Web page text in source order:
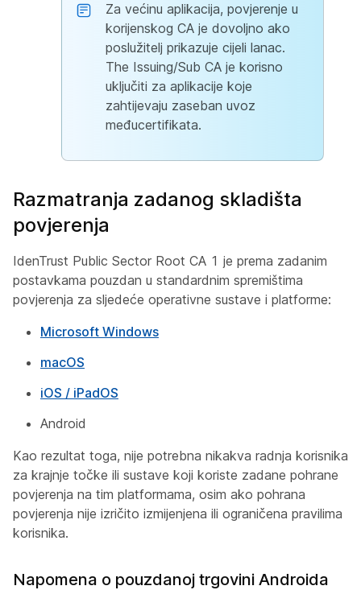
Za većinu aplikacija, povjerenje u
korijenskog CA je dovoljno ako
poslužitelj prikazuje cijeli lanac.
The Issuing/Sub CA je korisno
uključiti za aplikacije koje
zahtijevaju zaseban uvoz
međucertifikata.
Razmatranja zadanog skladišta
povjerenja
IdenTrust Public Sector Root CA 1 je prema zadanim
postavkama pouzdan u standardnim spremištima
povjerenja za sljedeće operativne sustave i platforme:
Microsoft Windows
macOS
iOS / iPadOS
Android
Kao rezultat toga, nije potrebna nikakva radnja korisnika
za krajnje točke ili sustave koji koriste zadane pohrane
povjerenja na tim platformama, osim ako pohrana
povjerenja nije izričito izmijenjena ili ograničena pravilima
korisnika.
Napomena o pouzdanoj trgovini Androida